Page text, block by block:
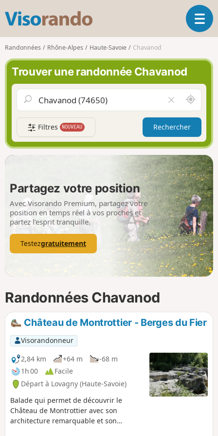
s
o
r
n
d
o
O
u
l
a
i
g
a
t
i
o
n
Randonnées Rhône-Alpes Haute-Savoie Chavanod
Trouver une randonnée Chavanod
i
d
e
r
l
e
c
h
a
m
p
A
u
t
u
r
d
e
m
o
i
Filtres NOUVEAU Rechercher
Partagez votre position
Avec Visorando Premium, partagez votre
position en temps réel à vos proches et
partez l’esprit tranquille.
Testezgratuitement
Randonnées Chavanod
Château de Montrottier - Berges du Fier
Visorandonneur
2,84 km
+64 m
-68 m
1h 00
Facile
Départ à Lovagny (Haute-Savoie)
Balade qui permet de découvrir le
Château de Montrottier avec son
architecture remarquable et son